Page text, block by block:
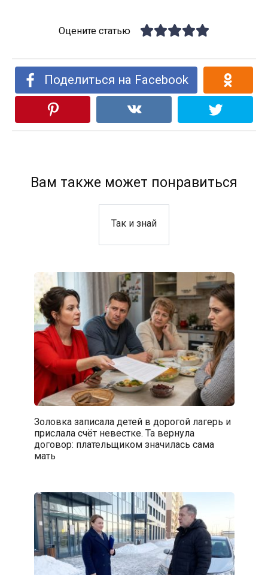
Оцените статью
Поделиться на Facebook
Вам также может понравиться
Так и знай
Золовка записала детей в дорогой лагерь и
прислала счёт невестке. Та вернула
договор: плательщиком значилась сама
мать